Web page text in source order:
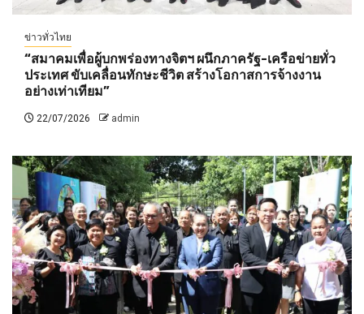
ข่าวทั่วไทย
“สมาคมเพื่อผู้บกพร่องทางจิตฯ ผนึกภาครัฐ-เครือข่ายทั่ว
ประเทศ ขับเคลื่อนทักษะชีวิต สร้างโอกาสการจ้างงาน
อย่างเท่าเทียม”
22/07/2026 admin